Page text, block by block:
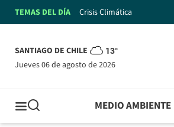
TEMAS DEL DÍA Crisis Climática
SANTIAGO DE CHILE 13°
jueves 06 de agosto de 2026
MEDIO AMBIENTE